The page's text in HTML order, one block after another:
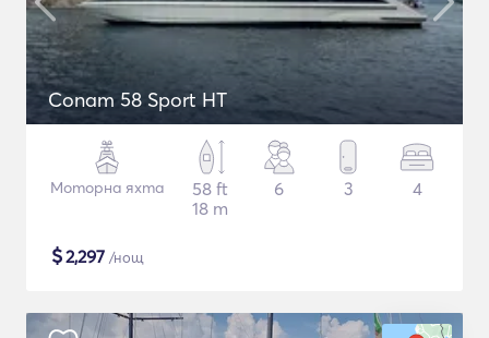
Conam 58 Sport HT
Моторна яхта
58 ft
18 m
6 3 4
$2,297 /нощ